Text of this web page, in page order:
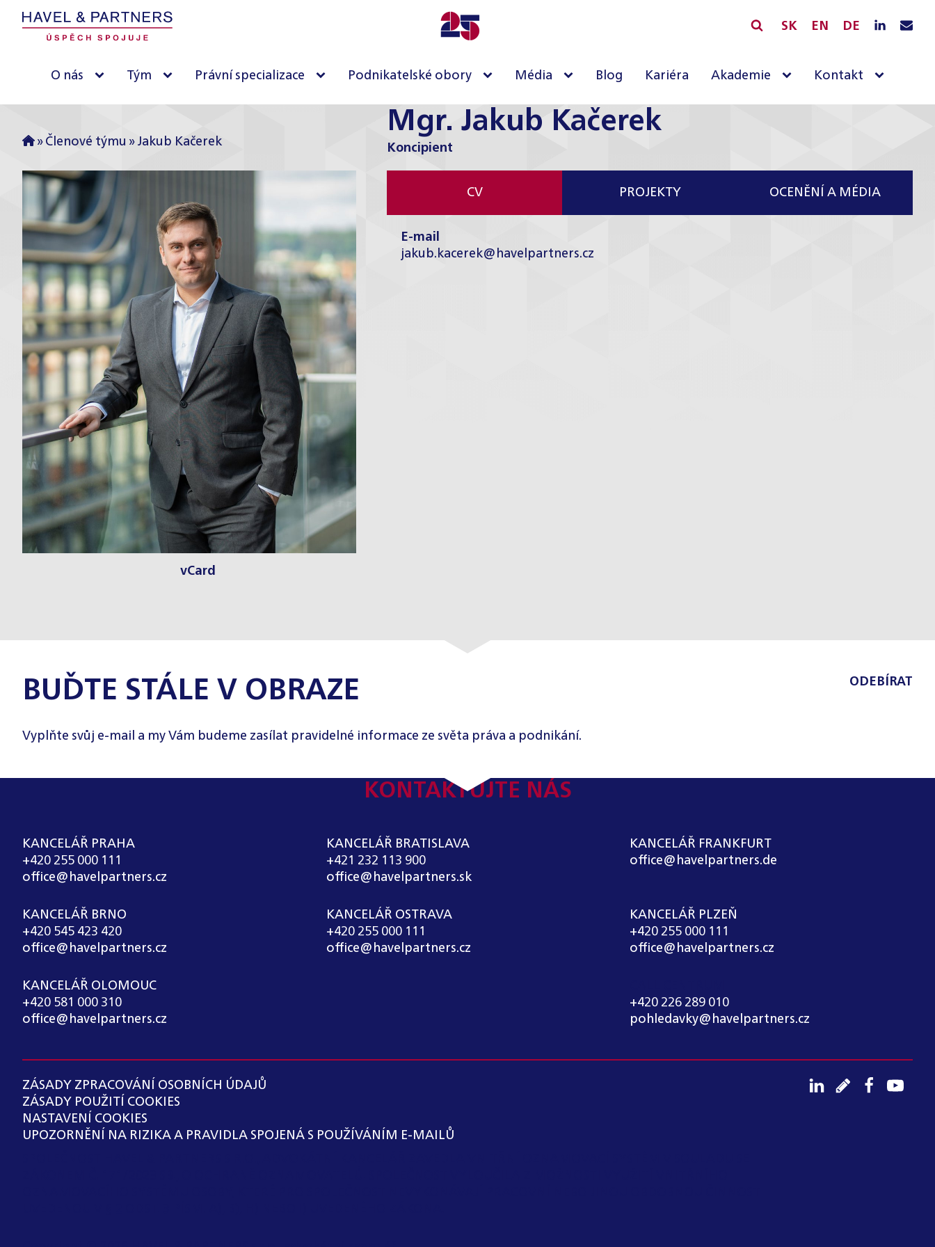
SK EN DE
O nás Tým Právní specializace Podnikatelské obory Média Blog Kariéra Akademie Kontakt
» Členové týmu » Jakub Kačerek
Mgr. Jakub Kačerek
Koncipient
vCard
CV PROJEKTY OCENĚNÍ A MÉDIA
E-mail
jakub.kacerek@havelpartners.cz
BUĎTE STÁLE V OBRAZE ODEBÍRAT
Vyplňte svůj e-mail a my Vám budeme zasílat pravidelné informace ze světa práva a podnikání.
KONTAKTUJTE NÁS
KANCELÁŘ PRAHA
+420 255 000 111
office@havelpartners.cz
KANCELÁŘ BRATISLAVA
+421 232 113 900
office@havelpartners.sk
KANCELÁŘ FRANKFURT
office@havelpartners.de
KANCELÁŘ BRNO
+420 545 423 420
office@havelpartners.cz
KANCELÁŘ OSTRAVA
+420 255 000 111
office@havelpartners.cz
KANCELÁŘ PLZEŇ
+420 255 000 111
office@havelpartners.cz
KANCELÁŘ OLOMOUC
+420 581 000 310
office@havelpartners.cz
+420 226 289 010
pohledavky@havelpartners.cz
ZÁSADY ZPRACOVÁNÍ OSOBNÍCH ÚDAJŮ
ZÁSADY POUŽITÍ COOKIES
NASTAVENÍ COOKIES
UPOZORNĚNÍ NA RIZIKA A PRAVIDLA SPOJENÁ S POUŽÍVÁNÍM E-MAILŮ